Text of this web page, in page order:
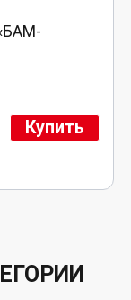
Купить